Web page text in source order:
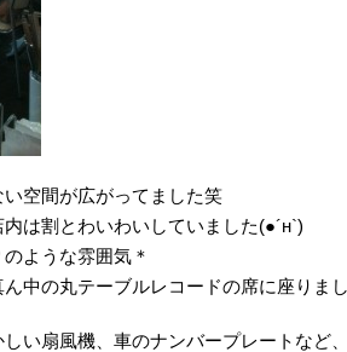
空間が広がってました笑
は割とわいわいしていました(●´н`)
ような雰囲気＊
中の丸テーブルレコードの席に座りま
い扇風機、車のナンバープレートなど